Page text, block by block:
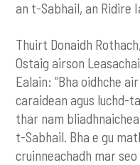
an t-Sabhail, an Ridire
Thuirt Donaidh
Ostaig airson
Ealain: “Bha oidhche
caraidean agus luchd-
thar nam
t-Sabhail. Bha e gu
cruinneachadh mar